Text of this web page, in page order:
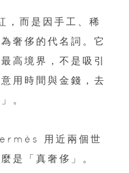
而是因手工、稀
奢侈的代名詞。它
高境界，不是吸引
用時間與金錢，去
。
用近兩個世
是「真奢侈」。